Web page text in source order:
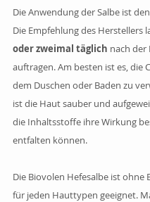
Die Anwendung der Salbe ist
Die Empfehlung des Herstellers
oder zweimal täglich nach der
auftragen. Am besten ist es, die
dem Duschen oder Baden zu
ist die Haut sauber und
die Inhaltsstoffe ihre Wirkung
entfalten können.
Die Biovolen Hefesalbe ist ohne
für jeden Hauttypen geeignet.